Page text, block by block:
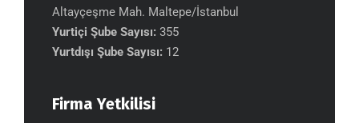
Altayçeşme Mah. Maltepe/İstanbul
Yurtiçi Şube Sayısı: 355
Yurtdışı Şube Sayısı: 12
Firma Yetkilisi